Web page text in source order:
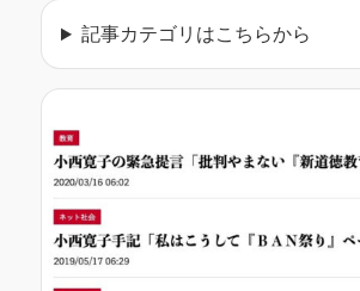
記事カテゴリはこちらから